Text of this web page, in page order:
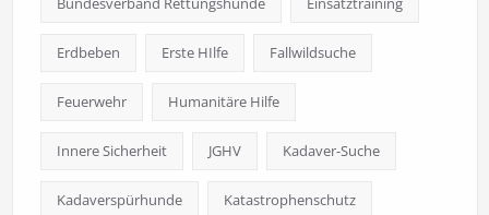
Erdbeben Erste HIlfe Fallwildsuche
Feuerwehr Humanitäre Hilfe
Innere Sicherheit JGHV Kadaver-Suche
Kadaverspürhunde Katastrophenschutz